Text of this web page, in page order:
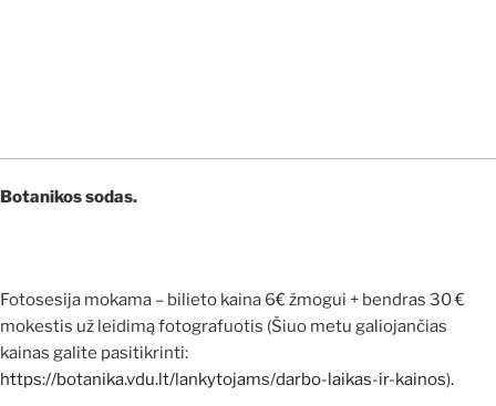
Botanikos sodas.
Fotosesija mokama – bilieto kaina 6€ žmogui + bendras 30 €
mokestis už leidimą fotografuotis (Šiuo metu galiojančias
kainas galite pasitikrinti:
https://botanika.vdu.lt/lankytojams/darbo-laikas-ir-kainos).